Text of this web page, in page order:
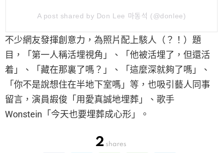
A post shared by Don Lee 마동석 (@donlee)
不少網友發揮創意力，為照片配上駭人（？！）題
目，「第一人稱活埋視角」、「他被活埋了，但還活
着」、「藏在那裏了嗎？」、「這麼深就夠了嗎」、
「你不是說想住在半地下室嗎」等，也吸引藝人同事
留言，演員嘏俊「用愛真誠地埋葬」、歌手
Wonstein「今天也要埋葬成心形」。
2 shares